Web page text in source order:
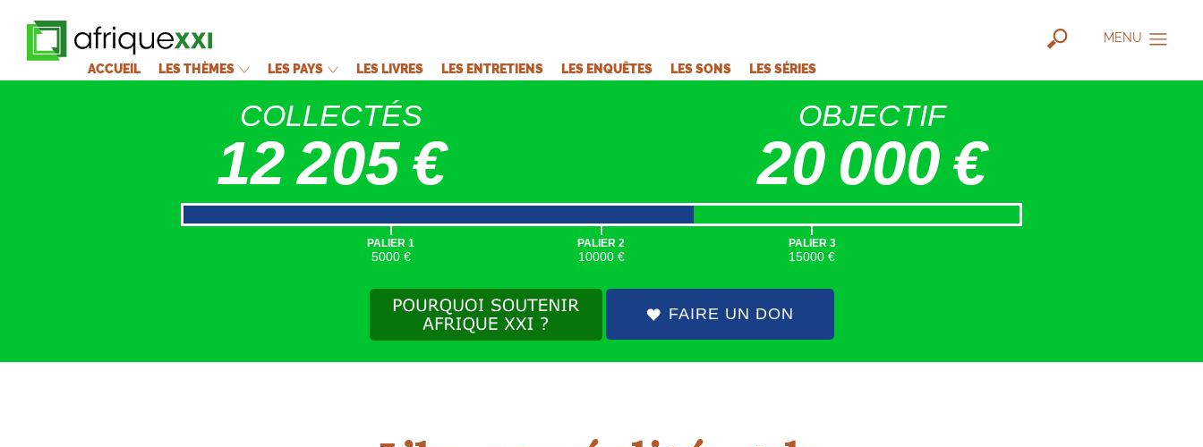
MENU
ACCUEIL LES THÈMES LES PAYS LES LIVRES LES ENTRETIENS LES ENQUÊTES LES SONS LES SÉRIES
COLLECTÉS
12 205 €
OBJECTIF
20 000 €
|
PALIER 1
5000 €
|
PALIER 2
10000 €
|
PALIER 3
15000 €
FAIRE UN DON